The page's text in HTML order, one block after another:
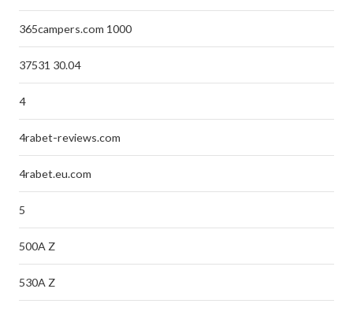
365campers.com 1000
37531 30.04
4
4rabet-reviews.com
4rabet.eu.com
5
500A Z
530A Z